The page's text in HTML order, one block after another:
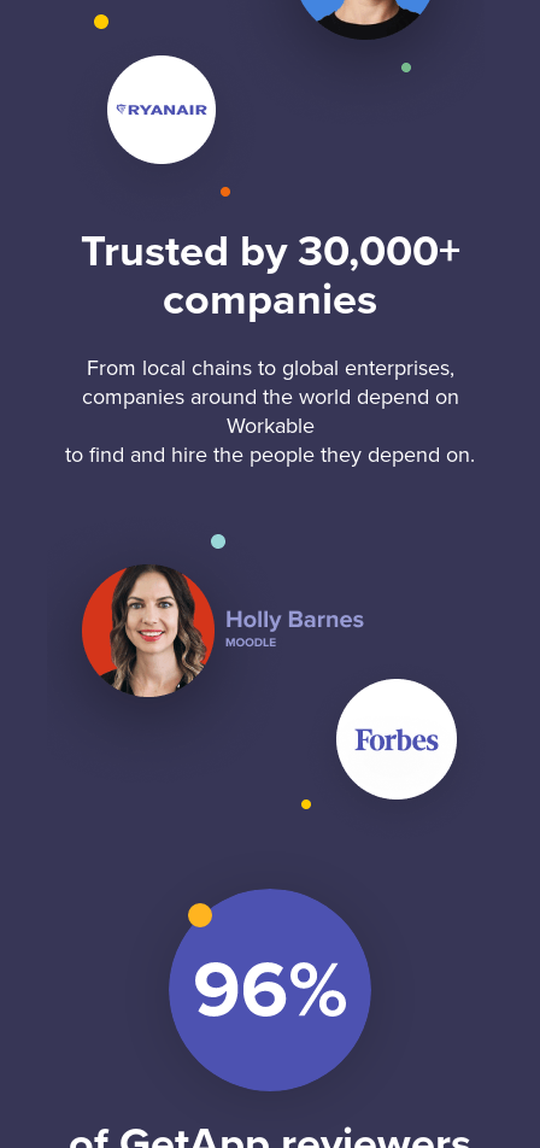
Trusted by 30,000+
companies
From local chains to global enterprises,
companies around the world depend on
Workable
to find and hire the people they depend on.